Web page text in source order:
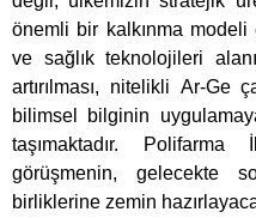
önemli bir kalkınma
ve sağlık teknolojileri
artırılması, nitelikli Ar-Ge
bilimsel bilginin
taşımaktadır.
görüşmenin, gelecekte
birliklerine zemin